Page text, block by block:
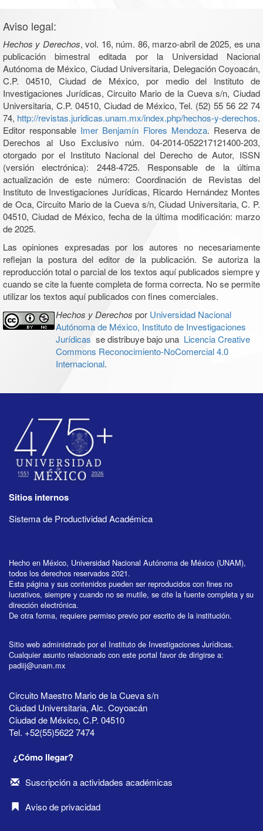
Aviso legal:
Hechos y Derechos, vol. 16, núm. 86, marzo-abril de 2025, es una
publicación bimestral editada por la Universidad Nacional
Autónoma de México, Ciudad Universitaria, Delegación Coyoacán,
C.P. 04510, Ciudad de México, por medio del Instituto de
Investigaciones Jurídicas, Circuito Mario de la Cueva s/n, Ciudad
Universitaria, C.P. 04510, Ciudad de México, Tel. (52) 55 56 22 74
74, http://revistas.juridicas.unam.mx/index.php/hechos-y-derechos.
Editor responsable Imer Benjamín Flores Mendoza. Reserva de
Derechos al Uso Exclusivo núm. 04-2014-052217121400-203,
otorgado por el Instituto Nacional del Derecho de Autor, ISSN
(versión electrónica): 2448-4725. Responsable de la última
actualización de este número: Coordinación de Revistas del
Instituto de Investigaciones Jurídicas, Ricardo Hernández Montes
de Oca, Circuito Mario de la Cueva s/n, Ciudad Universitaria, C. P.
04510, Ciudad de México, fecha de la última modificación: marzo
de 2025.
Las opiniones expresadas por los autores no necesariamente
reflejan la postura del editor de la publicación. Se autoriza la
reproducción total o parcial de los textos aquí publicados siempre y
cuando se cite la fuente completa de forma correcta. No se permite
utilizar los textos aquí publicados con fines comerciales.
Hechos y Derechos por Universidad Nacional
Autónoma de México, Instituto de Investigaciones
Jurídicas se distribuye bajo una Licencia Creative
Commons Reconocimiento-NoComercial 4.0
Internacional.
Sitios internos
Sistema de Productividad Académica
Hecho en México, Universidad Nacional Autónoma de México (UNAM),
todos los derechos reservados 2021.
Esta página y sus contenidos pueden ser reproducidos con fines no
lucrativos, siempre y cuando no se mutile, se cite la fuente completa y su
dirección electrónica.
De otra forma, requiere permiso previo por escrito de la institución.
Sitio web administrado por el Instituto de Investigaciones Jurídicas.
Cualquier asunto relacionado con este portal favor de dirigirse a:
padiij@unam.mx
Circuito Maestro Mario de la Cueva s/n
Ciudad Universitaria, Alc. Coyoacán
Ciudad de México, C.P. 04510
Tel. +52(55)5622 7474
¿Cómo llegar?
Suscripción a actividades académicas
Aviso de privacidad